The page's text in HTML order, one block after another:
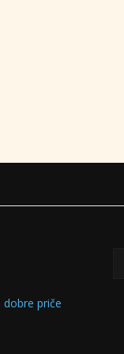
dobre priče